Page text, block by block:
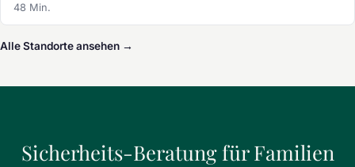
48 Min.
Alle Standorte ansehen →
Sicherheits-Beratung für Familien